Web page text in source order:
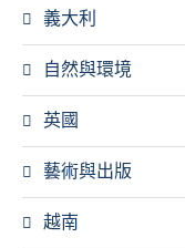
義大利
自然與環境
英國
藝術與出版
越南